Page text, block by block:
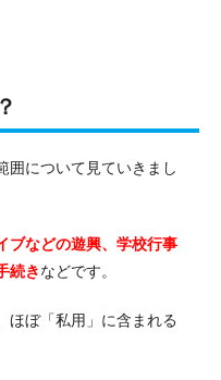
囲について見ていきまし
ブなどの遊興、学校行事
続きなどです。
ほぼ「私用」に含まれる